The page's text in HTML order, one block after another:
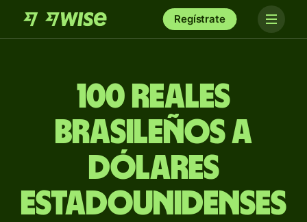
Regístrate
100 reales
brasileños a
dólares
estadounidenses